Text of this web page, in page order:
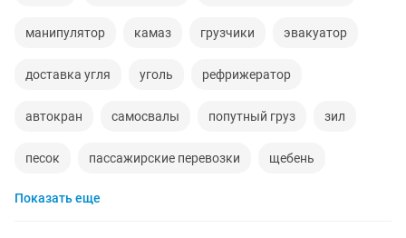
манипулятор камаз грузчики эвакуатор
доставка угля уголь рефрижератор
автокран самосвалы попутный груз зил
песок пассажирские перевозки щебень
услуги трала
Показать еще